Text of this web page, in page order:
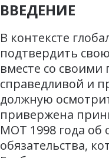
ВВЕДЕНИЕ
В контексте
подтвердить
вместе со
справедливой и
должную
привержена
МОТ 1998 года
обязательства,